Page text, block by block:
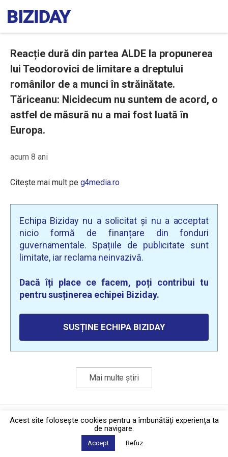
Reacție dură din partea ALDE la propunerea
lui Teodorovici de limitare a dreptului
românilor de a munci în străinătate.
Tăriceanu: Nicidecum nu suntem de acord, o
astfel de măsură nu a mai fost luată în
Europa.
acum 8 ani
Citește mai mult pe g4media.ro
Echipa Biziday nu a solicitat și nu a acceptat
nicio formă de finanțare din fonduri
guvernamentale. Spațiile de publicitate sunt
limitate, iar reclama neinvazivă.
Dacă îți place ce facem, poți contribui tu
pentru susținerea echipei Biziday.
SUSȚINE ECHIPA BIZIDAY
Mai multe știri
Politica de confidențialitate·Contact
2026 © Biziday
Acest site foloseşte cookies pentru a îmbunătăți experiența ta
de navigare.
Accept Refuz